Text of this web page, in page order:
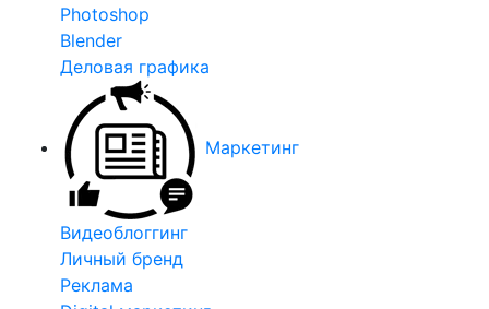
Photoshop
Blender
Деловая графика
Маркетинг
Видеоблоггинг
Личный бренд
Реклама